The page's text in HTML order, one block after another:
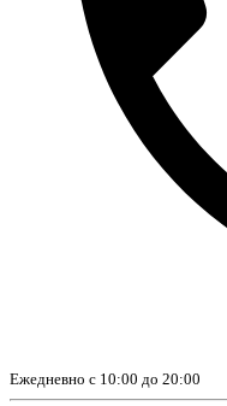
Ежедневно с 10:00 до 20:00